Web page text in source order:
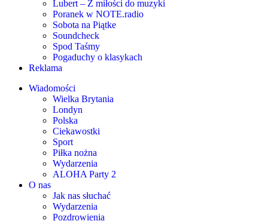
Lubert – Z miłości do muzyki
Poranek w NOTE.radio
Sobota na Piątke
Soundcheck
Spod Taśmy
Pogaduchy o klasykach
Reklama
Wiadomości
Wielka Brytania
Londyn
Polska
Ciekawostki
Sport
Piłka nożna
Wydarzenia
ALOHA Party 2
O nas
Jak nas słuchać
Wydarzenia
Pozdrowienia